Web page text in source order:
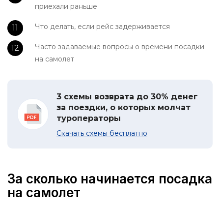
приехали раньше
Что делать, если рейс задерживается
Часто задаваемые вопросы о времени посадки
на самолет
3 схемы возврата до 30% денег
за поездки, о которых молчат
туроператоры
Скачать схемы бесплатно
За сколько начинается посадка
на самолет